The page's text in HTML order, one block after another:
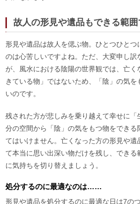
故人の形見や遺品もできる範
形見や遺品は故人を偲ぶ物。ひとつひとつ
のは心苦しいですよね。ただ、大変申し訳
が、風水における陰陽の世界観では、亡く
きている物」ではないため、「陰」の気
いのです。
残された方が悲しみを乗り越えて幸せに「
分の空間から「陰」の気をもつ物をできる
てはいけません。亡くなった方の形見や遺
て本当に思い出深い物だけを残し、できる
に気持ちを切り替えましょう。
処分するのに最適なのは……
形見や遺品を処分するのに最適な日は7の